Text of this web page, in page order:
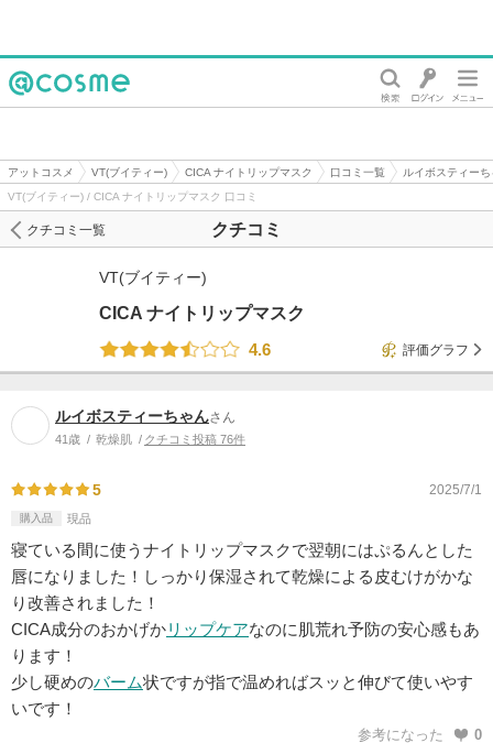
アットコスメ VT(ブイティー) CICA ナイトリップマスク 口コミ一覧
ルイボスティー
VT(ブイティー) / CICA ナイトリップマスク 口コミ
クチコミ
クチコミ一覧
VT(ブイティー)
CICA ナイトリップマスク
4.6
評価グラフ
ルイボスティーちゃんさん
41歳 乾燥肌 クチコミ投稿 76件
5 2025/7/1
購入品 現品
寝ている間に使うナイトリップマスクで翌朝にはぷるんとした
唇になりました！しっかり保湿されて乾燥による皮むけがかな
り改善されました！
CICA成分のおかげかリップケアなのに肌荒れ予防の安心感もあ
ります！
少し硬めのバーム状ですが指で温めればスッと伸びて使いやす
いです！
参考になった 0